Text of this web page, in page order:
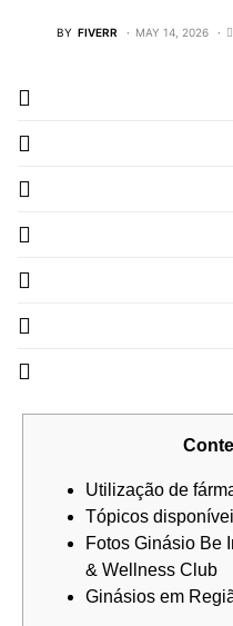
BY FIVERR MAY 14, 2026
Utilização de
Tópicos
Fotos Ginásio Be
& Wellness Club
Ginásios em